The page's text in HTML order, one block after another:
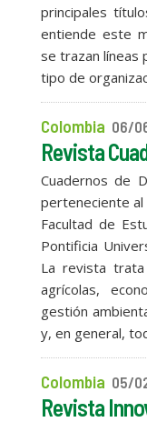
principales
entiende este
se trazan líneas
tipo de
Colombia 06/
Revista
Cuadernos de
perteneciente
Facultad de
Pontificia
La revista
agrícolas,
gestión
y, en general,
Colombia 05/
Revista